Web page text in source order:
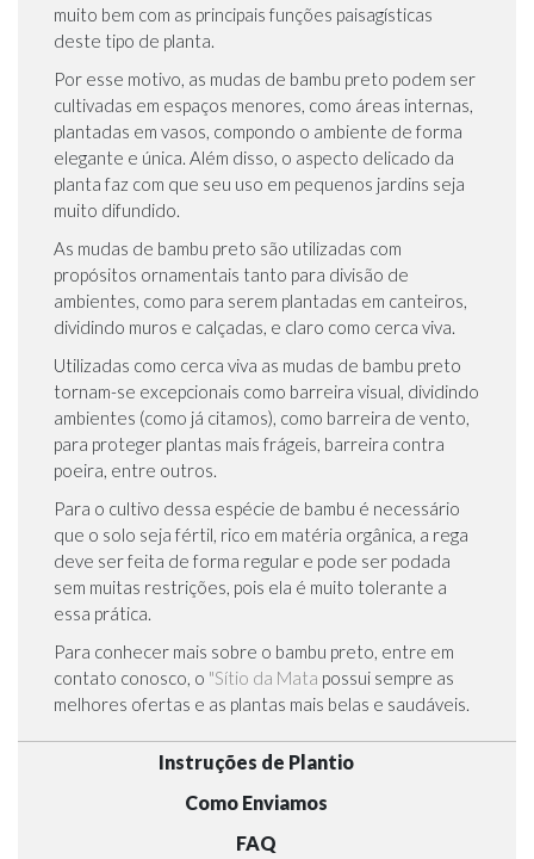
muito bem com as principais funções paisagísticas
deste tipo de planta.
Por esse motivo, as mudas de bambu preto podem ser
cultivadas em espaços menores, como áreas internas,
plantadas em vasos, compondo o ambiente de forma
elegante e única. Além disso, o aspecto delicado da
planta faz com que seu uso em pequenos jardins seja
muito difundido.
As mudas de bambu preto são utilizadas com
propósitos ornamentais tanto para divisão de
ambientes, como para serem plantadas em canteiros,
dividindo muros e calçadas, e claro como cerca viva.
Utilizadas como cerca viva as mudas de bambu preto
tornam-se excepcionais como barreira visual, dividindo
ambientes (como já citamos), como barreira de vento,
para proteger plantas mais frágeis, barreira contra
poeira, entre outros.
Para o cultivo dessa espécie de bambu é necessário
que o solo seja fértil, rico em matéria orgânica, a rega
deve ser feita de forma regular e pode ser podada
sem muitas restrições, pois ela é muito tolerante a
essa prática.
Para conhecer mais sobre o bambu preto, entre em
contato conosco, o "Sítio da Mata possui sempre as
melhores ofertas e as plantas mais belas e saudáveis.
Instruções de Plantio
Como Enviamos
FAQ